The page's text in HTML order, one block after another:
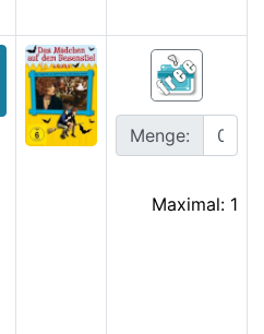
Menge:
Maximal: 1